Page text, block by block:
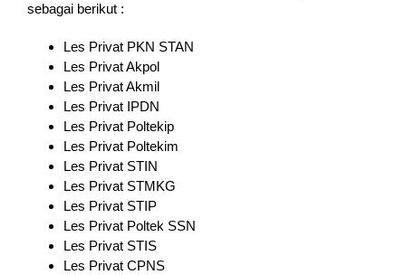
sebagai berikut :
Les Privat PKN STAN
Les Privat Akpol
Les Privat Akmil
Les Privat IPDN
Les Privat Poltekip
Les Privat Poltekim
Les Privat STIN
Les Privat STMKG
Les Privat STIP
Les Privat Poltek SSN
Les Privat STIS
Les Privat CPNS